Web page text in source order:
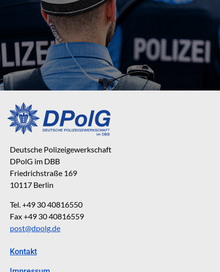
Deutsche Polizeigewerkschaft
DPolG im DBB
Friedrichstraße 169
10117 Berlin
Tel. +49 30 40816550
Fax +49 30 40816559
post@dpolg.de
Kontakt